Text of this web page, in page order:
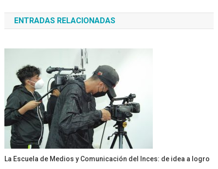
de
entradas
ENTRADAS RELACIONADAS
La Escuela de Medios y Comunicación del Inces: de idea a logro